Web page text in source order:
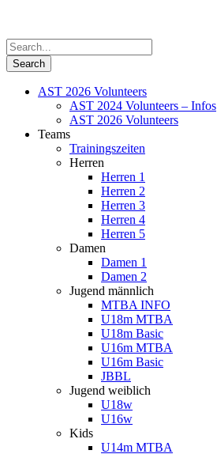
AST 2026 Volunteers
AST 2024 Volunteers – Infos
AST 2026 Volunteers
Teams
Trainingszeiten
Herren
Herren 1
Herren 2
Herren 3
Herren 4
Herren 5
Damen
Damen 1
Damen 2
Jugend männlich
MTBA INFO
U18m MTBA
U18m Basic
U16m MTBA
U16m Basic
JBBL
Jugend weiblich
U18w
U16w
Kids
U14m MTBA